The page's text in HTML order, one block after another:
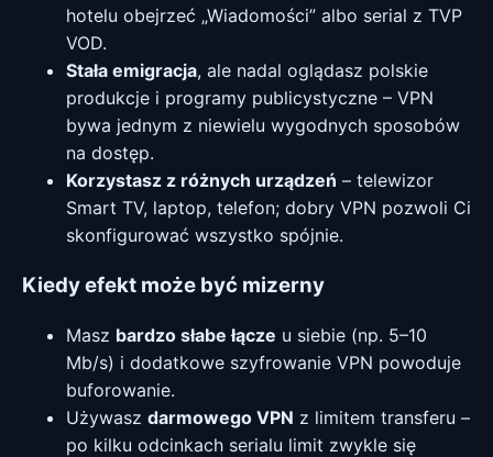
hotelu obejrzeć „Wiadomości” albo serial z TVP
VOD.
Stała emigracja, ale nadal oglądasz polskie
produkcje i programy publicystyczne – VPN
bywa jednym z niewielu wygodnych sposobów
na dostęp.
Korzystasz z różnych urządzeń – telewizor
Smart TV, laptop, telefon; dobry VPN pozwoli Ci
skonfigurować wszystko spójnie.
Kiedy efekt może być mizerny
Masz bardzo słabe łącze u siebie (np. 5–10
Mb/s) i dodatkowe szyfrowanie VPN powoduje
buforowanie.
Używasz darmowego VPN z limitem transferu –
po kilku odcinkach serialu limit zwykle się